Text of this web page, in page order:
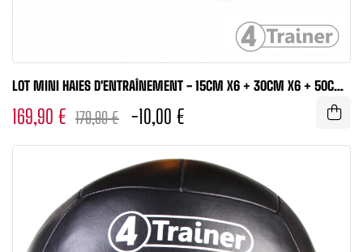
LOT MINI HAIES D'ENTRAÎNEMENT - 15CM X6 + 30CM X6 + 50CM
169,90 € 179,90 € -10,00 €